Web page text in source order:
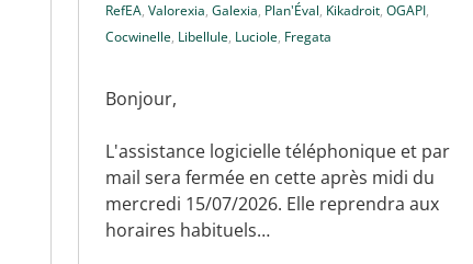
RefEA, Valorexia, Galexia, Plan'Éval, Kikadroit, OGAPI,
Cocwinelle, Libellule, Luciole, Fregata
Bonjour,
L'assistance logicielle téléphonique et par
mail sera fermée en cette après midi du
mercredi 15/07/2026. Elle reprendra aux
horaires habituels…